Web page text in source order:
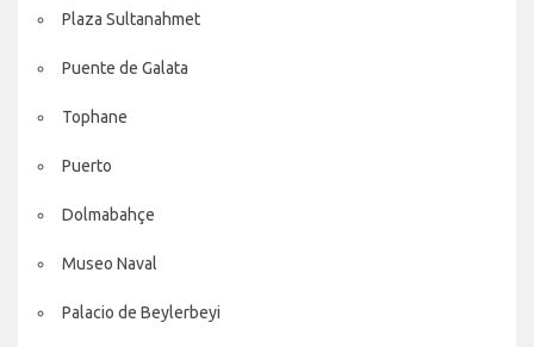
Plaza Sultanahmet
Puente de Galata
Tophane
Puerto
Dolmabahçe
Museo Naval
Palacio de Beylerbeyi